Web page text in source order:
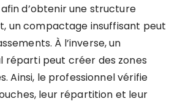
d’obtenir une structure
un compactage insuffisant peut
À l’inverse, un
réparti peut créer des zones
Ainsi, le professionnel vérifie
leur répartition et leur